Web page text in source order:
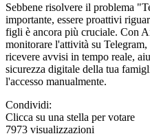
Sebbene risolvere il problema
importante, essere proattivi
figli è ancora più cruciale. Con
monitorare l'attività su
ricevere avvisi in tempo reale,
sicurezza digitale della tua
l'accesso manualmente.
Condividi:
Clicca su una stella per votare
7973 visualizzazioni